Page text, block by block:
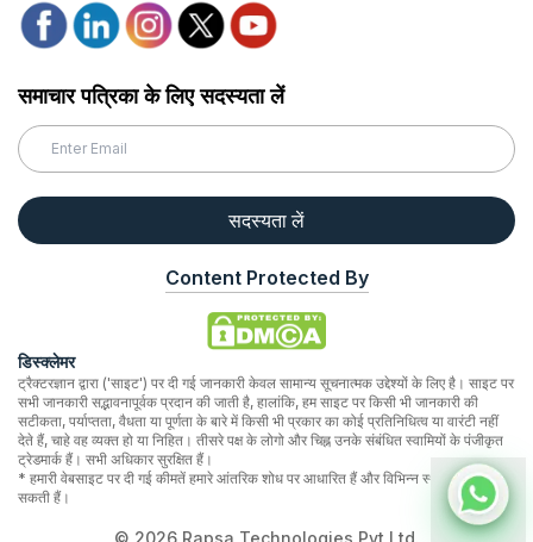
समाचार पत्रिका के लिए सदस्यता लें
सदस्यता लें
Content Protected By
डिस्क्लेमर
ट्रैक्टरज्ञान द्वारा ('साइट') पर दी गई जानकारी केवल सामान्य सूचनात्मक उद्देश्यों के लिए है। साइट पर
सभी जानकारी सद्भावनापूर्वक प्रदान की जाती है, हालांकि, हम साइट पर किसी भी जानकारी की
सटीकता, पर्याप्तता, वैधता या पूर्णता के बारे में किसी भी प्रकार का कोई प्रतिनिधित्व या वारंटी नहीं
देते हैं, चाहे वह व्यक्त हो या निहित। तीसरे पक्ष के लोगो और चिह्न उनके संबंधित स्वामियों के पंजीकृत
ट्रेडमार्क हैं। सभी अधिकार सुरक्षित हैं।
* हमारी वेबसाइट पर दी गई कीमतें हमारे आंतरिक शोध पर आधारित हैं और विभिन्न स्थानों पर भिन्न हो
सकती हैं।
© 2026Rapsa Technologies Pvt Ltd.